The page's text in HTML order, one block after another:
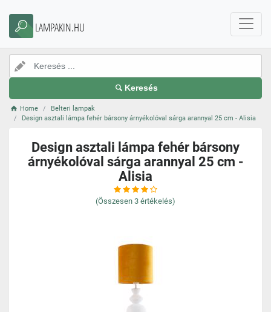
LAMPAKIN.HU
Keresés
Home
Belteri lampak
Design asztali lámpa fehér bársony árnyékolóval sárga arannyal 25 cm - Alisia
Design asztali lámpa fehér bársony
árnyékolóval sárga arannyal 25 cm -
Alisia
(Összesen 3 értékelés)